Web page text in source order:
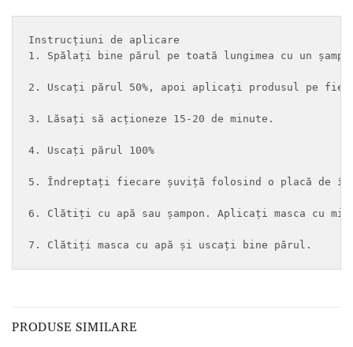
Instrucțiuni de aplicare
1. Spălați bine părul pe toată lungimea cu un
2. Uscați părul 50%, apoi aplicați produsul pe
3. Lăsați să acționeze 15-20 de minute.
4. Uscați părul 100%
5. Îndreptați fiecare șuviță folosind o placă de
6. Clătiți cu apă sau șampon. Aplicați masca cu
7. Clătiți masca cu apă și uscați bine părul.
PRODUSE SIMILARE